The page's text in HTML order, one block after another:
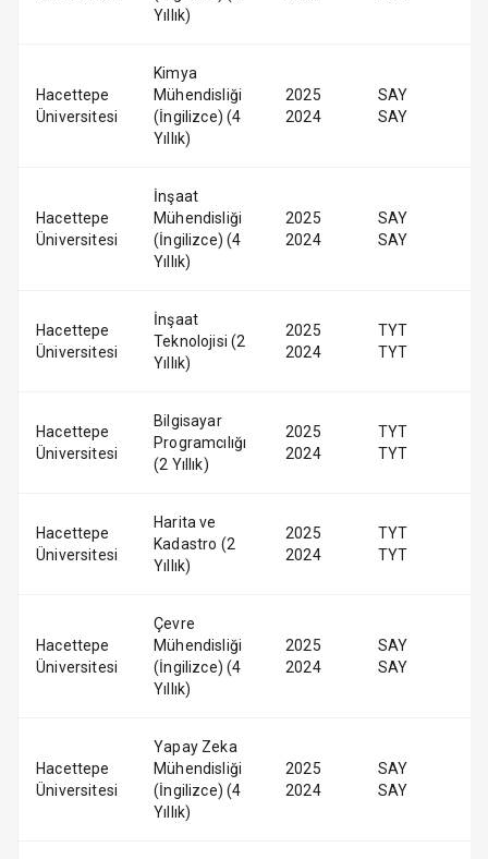
Yıllık)
Hacettepe
Üniversitesi
Kimya
Mühendisliği
(İngilizce) (4
Yıllık)
2025
2024
SAY
SAY
Hacettepe
Üniversitesi
İnşaat
Mühendisliği
(İngilizce) (4
Yıllık)
2025
2024
SAY
SAY
Hacettepe
Üniversitesi
İnşaat
Teknolojisi (2
Yıllık)
2025
2024
TYT
TYT
Hacettepe
Üniversitesi
Bilgisayar
Programcılığı
(2 Yıllık)
2025
2024
TYT
TYT
Hacettepe
Üniversitesi
Harita ve
Kadastro (2
Yıllık)
2025
2024
TYT
TYT
Hacettepe
Üniversitesi
Çevre
Mühendisliği
(İngilizce) (4
Yıllık)
2025
2024
SAY
SAY
Hacettepe
Üniversitesi
Yapay Zeka
Mühendisliği
(İngilizce) (4
Yıllık)
2025
2024
SAY
SAY